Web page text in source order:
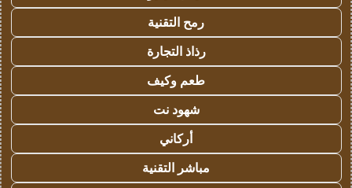
رمح التقنية
رذاذ التجارة
طعم وكيف
شهود نت
أركاني
مباشر التقنية